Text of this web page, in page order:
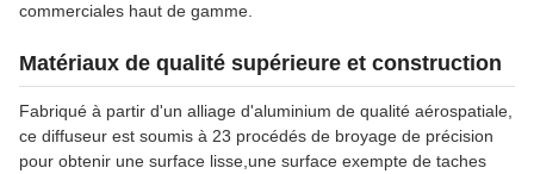
commerciales haut de gamme.
Matériaux de qualité supérieure et construction
Fabriqué à partir d'un alliage d'aluminium de qualité aérospatiale,
ce diffuseur est soumis à 23 procédés de broyage de précision
pour obtenir une surface lisse,une surface exempte de taches